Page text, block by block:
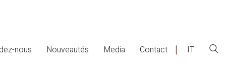
nous Nouveautés Media Contact IT